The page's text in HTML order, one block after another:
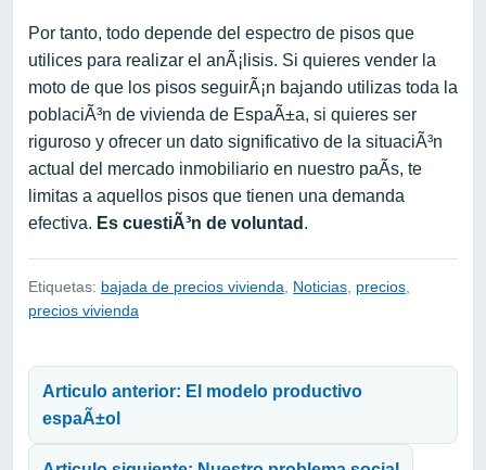
Por tanto, todo depende del espectro de pisos que
utilices para realizar el anÃ¡lisis. Si quieres vender la
moto de que los pisos seguirÃ¡n bajando utilizas toda la
poblaciÃ³n de vivienda de EspaÃ±a, si quieres ser
riguroso y ofrecer un dato significativo de la situaciÃ³n
actual del mercado inmobiliario en nuestro paÃ­s, te
limitas a aquellos pisos que tienen una demanda
efectiva. Es cuestiÃ³n de voluntad .
Etiquetas: bajada de precios vivienda, Noticias, precios,
precios vivienda
Articulo anterior: El modelo productivo
espaÃ±ol